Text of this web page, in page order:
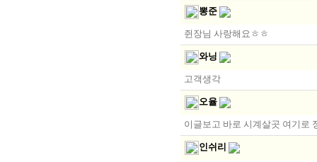
뽕준
쥔장님 사랑해요ㅎㅎ
와닝
고객생각
오율
이글보고 바로 시계살곳 여기로
인쉬리